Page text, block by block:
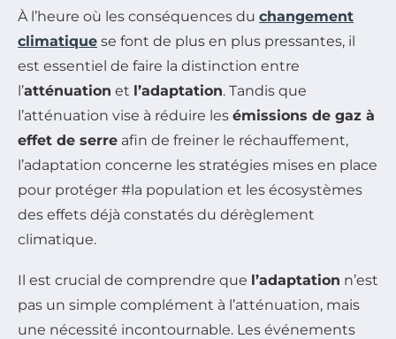
À l’heure où les conséquences du changement
climatique se font de plus en plus pressantes, il
est essentiel de faire la distinction entre
l’atténuation et l’adaptation. Tandis que
l’atténuation vise à réduire les émissions de gaz à
effet de serre afin de freiner le réchauffement,
l’adaptation concerne les stratégies mises en place
pour protéger #la population et les écosystèmes
des effets déjà constatés du dérèglement
climatique.
Il est crucial de comprendre que l’adaptation n’est
pas un simple complément à l’atténuation, mais
une nécessité incontournable. Les événements